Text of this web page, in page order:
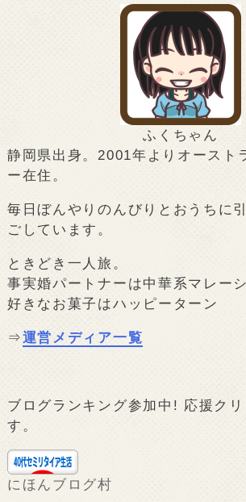
ふくちゃん
静岡県出身。2001年よりオースト
ー在住。
毎日ぼんやりのんびりとおうちに
ごしています。
ときどき一人旅。
事実婚パートナーは中華系マレーシ
好きなお菓子はハッピーターン
⇒運営メディア一覧
ブログランキング参加中! 応援クリ
す。
にほんブログ村